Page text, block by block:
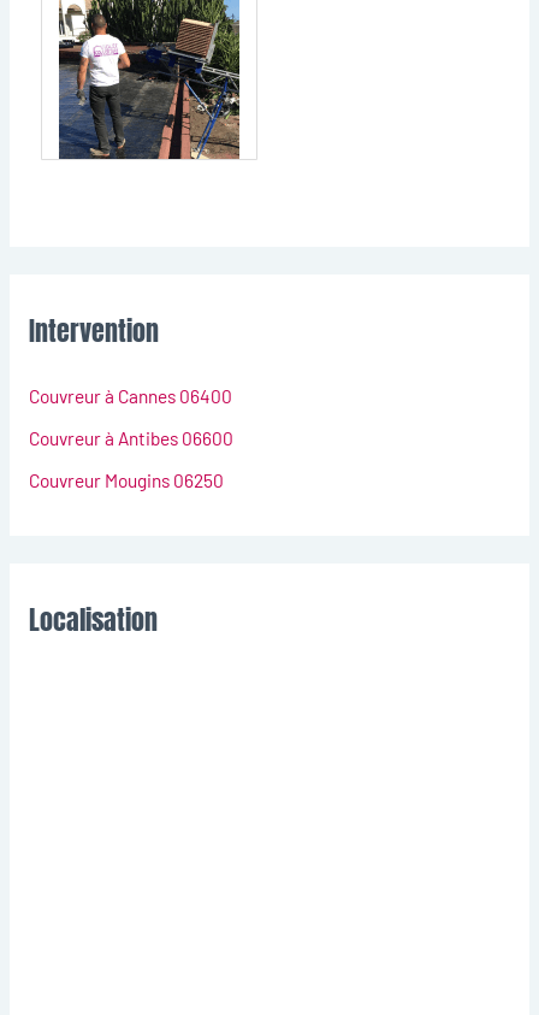
Intervention
Couvreur à Cannes 06400
Couvreur à Antibes 06600
Couvreur Mougins 06250
Localisation